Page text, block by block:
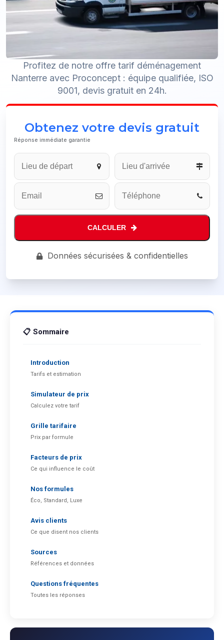
Profitez de notre offre tarif déménagement
Nanterre avec Proconcept : équipe qualifiée, ISO
9001, devis gratuit en 24h.
Obtenez votre devis gratuit
Réponse immédiate garantie
CALCULER
Contact
Données sécurisées & confidentielles
📋 Sommaire
Introduction
Tarifs et estimation
Simulateur de prix
Calculez votre tarif
Grille tarifaire
Prix par formule
Facteurs de prix
Ce qui influence le coût
Nos formules
Éco, Standard, Luxe
Avis clients
Ce que disent nos clients
Sources
Références et données
Questions fréquentes
Toutes les réponses